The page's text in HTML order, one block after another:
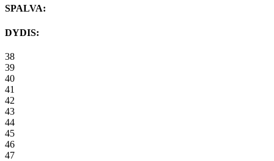
SPALVA:
DYDIS:
38
39
40
41
42
43
44
45
46
47